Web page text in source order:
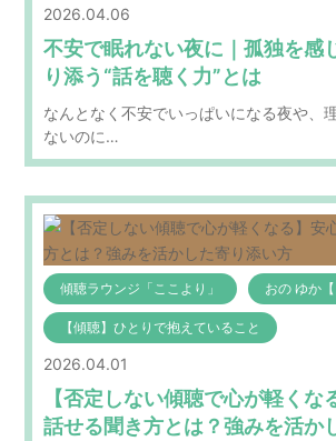
2026.04.06
不安で眠れない夜に｜孤独を感
り添う“話を聴く力”とは
なんとなく不安でいっぱいになる夜や、
ないのに…
傾聴ラウンジ「ここより」 おの ゆか【
【傾聴】ひとりで抱えていること
2026.04.01
【否定しない傾聴で心が軽くな
話せる聞き方とは？強みを活か